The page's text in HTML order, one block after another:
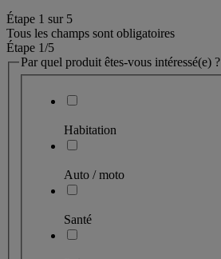
Étape 1 sur 5
Tous les champs sont obligatoires
Étape 1/5
Par quel produit êtes-vous intéressé(e) ?
Habitation
Auto / moto
Santé